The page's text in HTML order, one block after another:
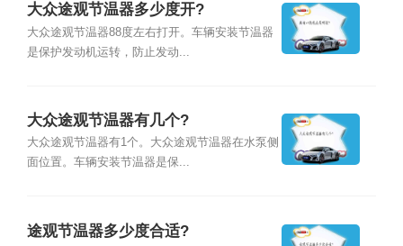
大众途观节温器多少度开?
大众途观节温器88度左右打开。车辆安装节温器
是保护发动机运转，防止发动...
大众途观节温器有几个?
大众途观节温器有1个。大众途观节温器在水泵侧
面位置。车辆安装节温器是保...
途观节温器多少度合适?